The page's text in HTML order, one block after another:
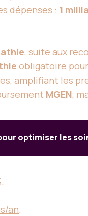
dépenses : 1
, suite aux
obligatoire
amplifiant les
MGEN,
optimiser les
an.